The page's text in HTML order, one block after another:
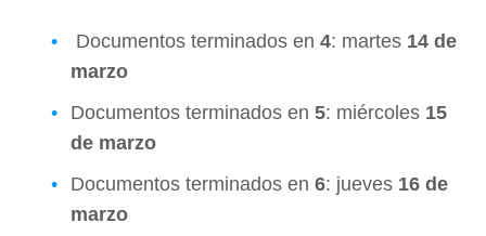
Documentos terminados en 4: martes 14 de
marzo
Documentos terminados en 5: miércoles 15
de marzo
Documentos terminados en 6: jueves 16 de
marzo